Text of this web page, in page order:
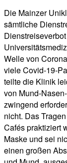
Die Mainzer
sämtliche
Welle von
viele Covid-19-
teilte die Klinik
von Mund-
zwingend
nicht. Das
Cafés praktiziert
Maske und sei
einen großen